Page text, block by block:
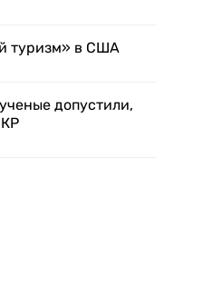
туризм» в США
допустили,